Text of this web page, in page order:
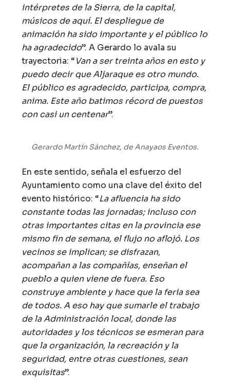
intérpretes de la Sierra, de la capital,
músicos de aquí. El despliegue de
animación ha sido importante y el público lo
ha agradecido”. A Gerardo lo avala su
trayectoria: “Van a ser treinta años en esto y
puedo decir que Aljaraque es otro mundo.
El público es agradecido, participa, compra,
anima. Este año batimos récord de puestos
con casi un centenar”.
Gerardo Martín Sánchez, de Anayaos Eventos.
En este sentido, señala el esfuerzo del
Ayuntamiento como una clave del éxito del
evento histórico: “La afluencia ha sido
constante todas las jornadas; incluso con
otras importantes citas en la provincia ese
mismo fin de semana, el flujo no aflojó. Los
vecinos se implican; se disfrazan,
acompañan a las compañías, enseñan el
pueblo a quien viene de fuera. Eso
construye ambiente y hace que la feria sea
de todos. A eso hay que sumarle el trabajo
de la Administración local, donde las
autoridades y los técnicos se esmeran para
que la organización, la recreación y la
seguridad, entre otras cuestiones, sean
exquisitas”.